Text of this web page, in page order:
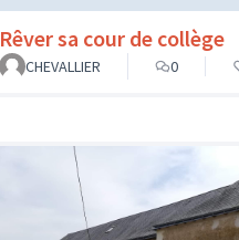
Rêver sa cour de collège
CHEVALLIER
0